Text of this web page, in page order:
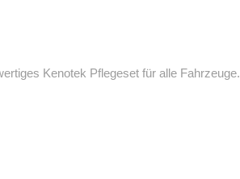
Kenotek Pflegeset für alle Fahrzeuge.